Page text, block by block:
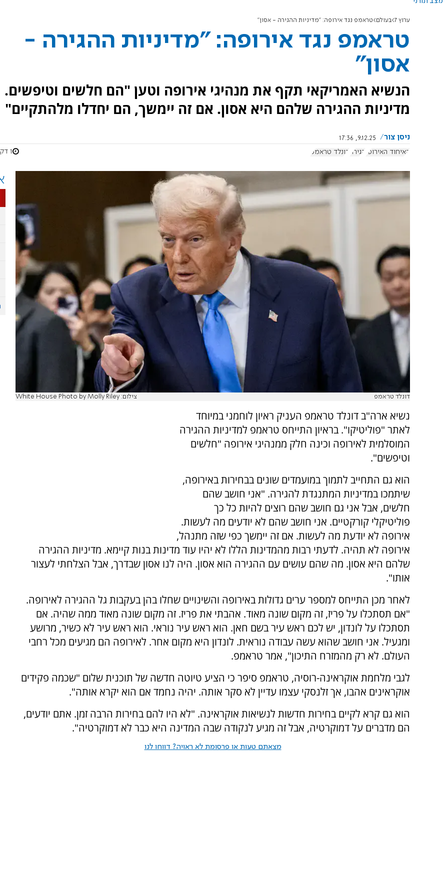
ערוץ 7 בעולם טראמפ נגד אירופה: "מדיניות ההגירה - אסון"
טראמפ נגד אירופה: "מדיניות ההגירה -
אסון"
הנשיא האמריקאי תקף את מנהיגי אירופה וטען "הם חלשים וטיפשים.
מדיניות ההגירה שלהם היא אסון. אם זה יימשך, הם יחדלו מלהתקיים"
ניסן צור
9.12.25, 17:36
האיחוד האירופי הגירה דונלד טראמפ 1 דקות
דונלד טראמפ צילום: White House Photo by Molly Riley
נשיא ארה"ב דונלד טראמפ העניק ראיון לוחמני במיוחד
לאתר "פוליטיקו". בראיון התייחס טראמפ למדיניות ההגירה
המוסלמית לאירופה וכינה חלק ממנהיגי אירופה "חלשים
וטיפשים".
הוא גם התחייב לתמוך במועמדים שונים בבחירות באירופה,
שיתמכו במדיניות המתנגדת להגירה. "אני חושב שהם
חלשים, אבל אני גם חושב שהם רוצים להיות כל כך
פוליטיקלי קורקטיים. אני חושב שהם לא יודעים מה לעשות.
אירופה לא יודעת מה לעשות. אם זה יימשך כפי שזה מתנהל,
אירופה לא תהיה. לדעתי רבות מהמדינות הללו לא יהיו עוד מדינות בנות קיימא. מדיניות ההגירה
שלהם היא אסון. מה שהם עושים עם ההגירה הוא אסון. היה לנו אסון שבדרך, אבל הצלחתי לעצור
אותו".
לאחר מכן התייחס למספר ערים גדולות באירופה והשינויים שחלו בהן בעקבות גל ההגירה לאירופה.
"אם תסתכלו על פריז, זה מקום שונה מאוד. אהבתי את פריז. זה מקום שונה מאוד ממה שהיה. אם
תסתכלו על לונדון, יש לכם ראש עיר בשם חאן. הוא ראש עיר נוראי. הוא ראש עיר לא כשיר, מרושע
ומגעיל. אני חושב שהוא עשה עבודה נוראית. לונדון היא מקום אחר. לאירופה הם מגיעים מכל רחבי
העולם. לא רק מהמזרח התיכון", אמר טראמפ.
לגבי מלחמת אוקראינה-רוסיה, טראמפ סיפר כי הציע טיוטה חדשה של תוכנית שלום "שכמה פקידים
אוקראינים אהבו, אך זלנסקי עצמו עדיין לא סקר אותה. יהיה נחמד אם הוא יקרא אותה".
הוא גם קרא לקיים בחירות חדשות לנשיאות אוקראינה. "לא היו להם בחירות הרבה זמן. אתם יודעים,
הם מדברים על דמוקרטיה, אבל זה מגיע לנקודה שבה המדינה היא כבר לא דמוקרטיה".
מצאתם טעות או פרסומת לא ראויה? דווחו לנו